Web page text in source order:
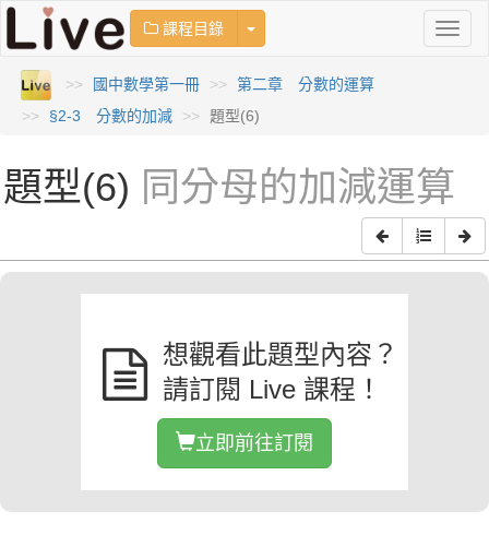
課程目錄 Toggle Dropdown
國中數學第一冊
第二章 分數的運算
§2-3 分數的加減
題型(6)
題型(6) 同分母的加減運算
想觀看此題型內容？
請訂閱 Live 課程！
立即前往訂閱